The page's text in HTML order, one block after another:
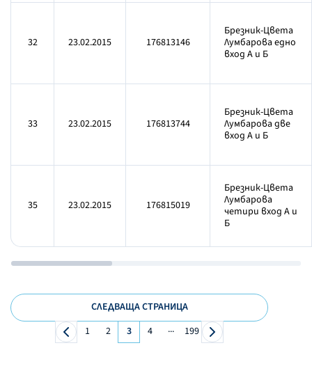
32 23.02.2015 176813146
Брезник-Цвета
Лумбарова едно
вход А и Б
33 23.02.2015 176813744
Брезник-Цвета
Лумбарова две
вход А и Б
35 23.02.2015 176815019
Брезник-Цвета
Лумбарова
четири вход А и
Б
СЛЕДВАЩА СТРАНИЦА
1
2 3 4 ... 199